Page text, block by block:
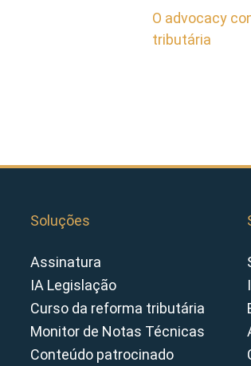
O advocacy
tributária
Soluções
Assinatura
IA Legislação
Curso da reforma tributária
Monitor de Notas Técnicas
Conteúdo patrocinado